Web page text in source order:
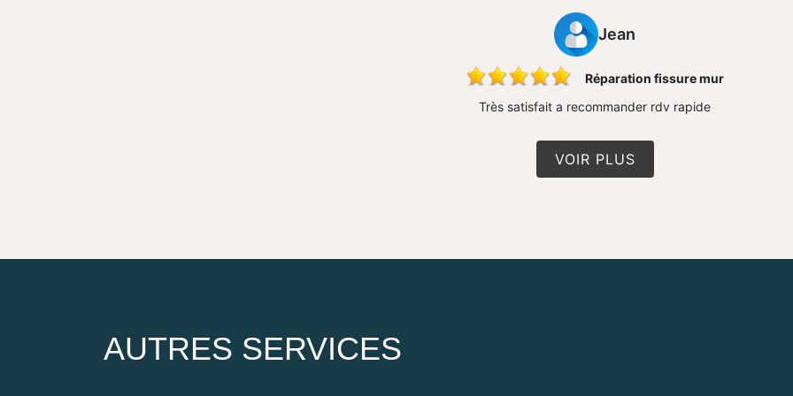
Jean
Réparation fissure mur
Très satisfait a recommander rdv rapide
VOIR PLUS
AUTRES SERVICES